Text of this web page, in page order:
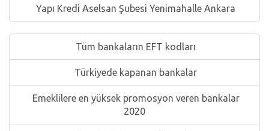
Yapı Kredi Aselsan Şubesi Yenimahalle Ankara
Tüm bankaların EFT kodları
Türkiyede kapanan bankalar
Emeklilere en yüksek promosyon veren bankalar
2020